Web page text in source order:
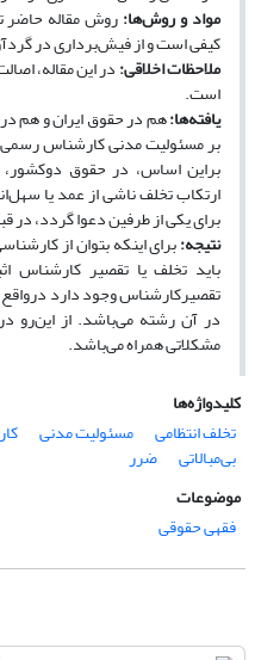
مواد و روش‌ها:روش مقاله حاضر
کیفی است و از فیش‌برداری در
ملاحظات اخلاقی:در این مقاله،
است.
یافته‌ها:هم در حقوق ایران و هم در
بر مسئولیت مدنی کارشناس
براین اساس، در حقوق
ارتکاب تخلف ناشی از عمد یا
برای یکی از طرفین دعوا گردد، در
نتیجه‌:برای این­که بتوان از
باید تخلف یا تقصیر کارشناس
تقصیرکارشناس وجود دارد
در آن رشته می‌باشد. از این‌رو در
مشکلاتی همراه می‌باشد.
کلیدواژه‌ها
تخلف انتظامی
مسئولیت مدنی
بی‌مبالاتی
ضرر
موضوعات
فقهی حقوقی